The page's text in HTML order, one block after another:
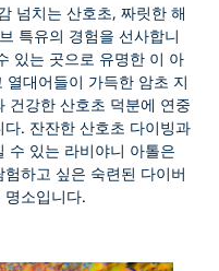
넘치는 산호초, 짜릿한 해
특유의 경험을 선사합니
있는 곳으로 유명한 이 아
대어들이 가득한 암초 지
건강한 산호초 덕분에 연중
. 잔잔한 산호초 다이빙과
수 있는 라비야니 아톨은
하고 싶은 숙련된 다이버
명소입니다.